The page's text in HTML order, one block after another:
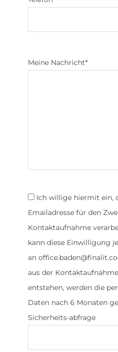
Meine Nachricht*
Ich willige hiermit ein, dass meine
Emailadresse für den
Kontaktaufnahme
kann diese Einwilligung
an
aus der
entstehen, werden die
Daten nach 6 Monaten
Sicherheits-abfrage